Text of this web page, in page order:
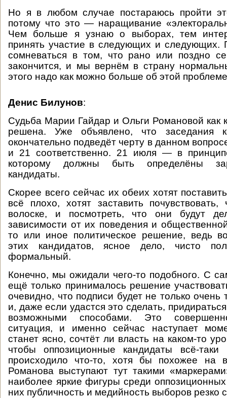
Но я в любом случае постараюсь пройти
потому что это — наращивание
Чем больше я узнаю о выборах, тем
принять участие в следующих и следующих.
сомневаться в том, что рано или поздно
закончится, и мы вернём в страну
этого надо как можно больше об этой
Денис Билунов:
Судьба Марии Гайдар и Ольги Романовой как
решена. Уже объявлено, что заседания
окончательно подведёт черту в данном
и 21 соответственно. 21 июля — в
которому должны быть определёны
кандидаты.
Скорее всего сейчас их обеих хотят
всё плохо, хотят заставить
волоске, и посмотреть, что они будут
зависимости от их поведения и
то или иное политическое решение, ведь
этих кандидатов, ясное дело, чисто
формальный.
Конечно, мы ожидали чего-то подобного. С
ещё только принималось решение
очевидно, что подписи будет не только очень
и, даже если удастся это сделать,
возможными способами. Это
ситуация, и именно сейчас наступает
станет ясно, сочтёт ли власть на каком-то
чтобы оппозиционные кандидаты всё-таки
происходило что-то, хотя бы похожее на
Романова выступают тут такими
наиболее яркие фигуры среди
них публичность и медийность выборов резко